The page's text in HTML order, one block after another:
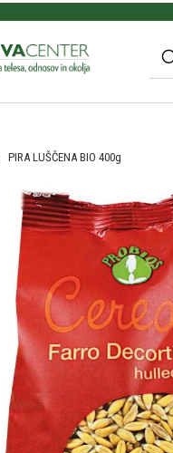
PIRA LUŠČENA BIO 400g